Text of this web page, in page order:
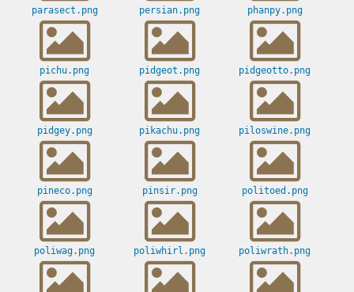
parasect.png persian.png phanpy.png
pichu.png pidgeot.png pidgeotto.png
pidgey.png pikachu.png piloswine.png
pineco.png pinsir.png politoed.png
poliwag.png poliwhirl.png poliwrath.png